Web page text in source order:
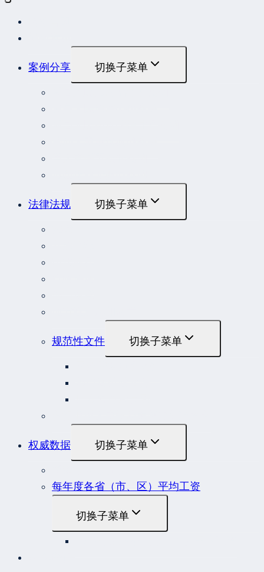
案例分享 切换子菜单
法律法规 切换子菜单
规范性文件 切换子菜单
权威数据 切换子菜单
每年度各省（市、区）平均工资
切换子菜单